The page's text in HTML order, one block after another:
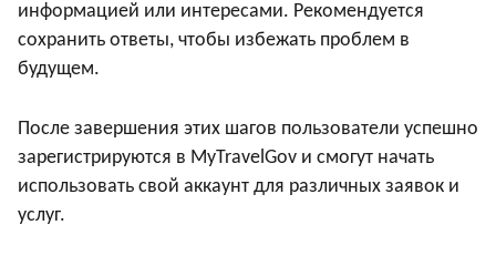
информацией или интересами. Рекомендуется
сохранить ответы, чтобы избежать проблем в
будущем.
После завершения этих шагов пользователи успешно
зарегистрируются в MyTravelGov и смогут начать
использовать свой аккаунт для различных заявок и
услуг.